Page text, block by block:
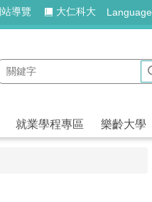
導覽 大仁科大 Language
就業學程專區 樂齡大學